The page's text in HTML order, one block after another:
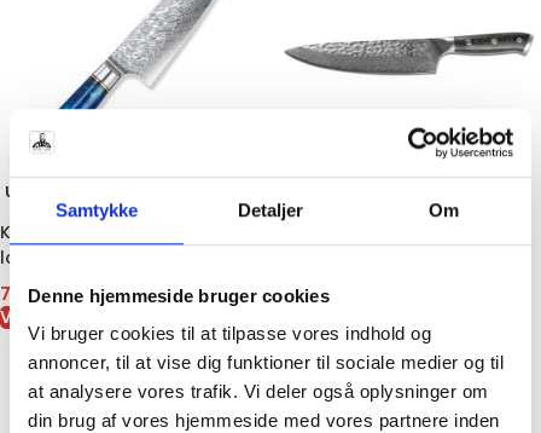
Samtykke Detaljer Om
Denne hjemmeside bruger cookies
Vi bruger cookies til at tilpasse vores indhold og
annoncer, til at vise dig funktioner til sociale medier og til
at analysere vores trafik. Vi deler også oplysninger om
din brug af vores hjemmeside med vores partnere inden
UDSOL
Kokkekniv Damaskus – 67
lags stål – 4
749,00kr.
VIS VARE
stål 1